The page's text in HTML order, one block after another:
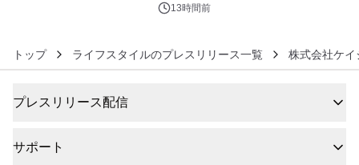
13時間前
トップ ライフスタイルのプレスリリース一覧 株式会社ケイ
プレスリリース配信
サポート